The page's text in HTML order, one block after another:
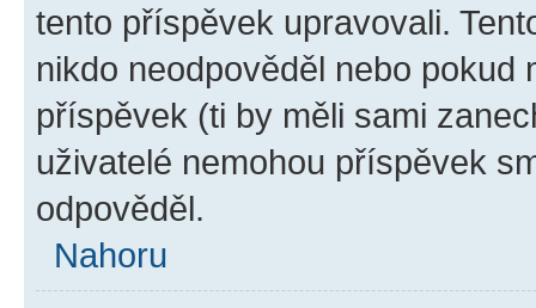
tento příspěvek upravovali.
nikdo neodpověděl nebo pokud
příspěvek (ti by měli sami
uživatelé nemohou příspěvek
odpověděl.
Nahoru